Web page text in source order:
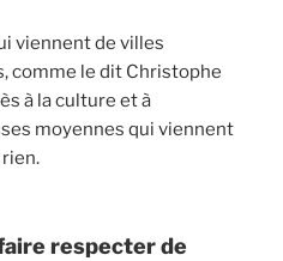
viennent de villes
comme le dit Christophe
à la culture et à
moyennes qui viennent
rien.
respecter de